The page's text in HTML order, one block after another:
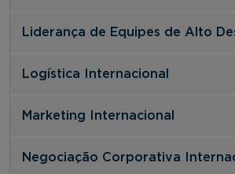
Liderança de Equipes de Alto
Logística Internacional
Marketing Internacional
Negociação Corporativa